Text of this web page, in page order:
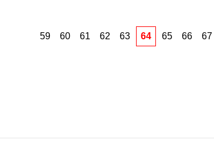
59 60 61 62 63 64 65 66 67